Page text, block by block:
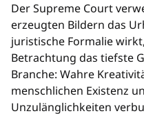
Der Supreme Court
erzeugten Bildern das
juristische Formalie
Betrachtung das tiefste
Branche: Wahre
menschlichen Existenz
Unzulänglichkeiten